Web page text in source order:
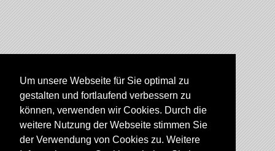
Um unsere Webseite für Sie optimal zu
gestalten und fortlaufend verbessern zu
können, verwenden wir Cookies. Durch die
weitere Nutzung der Webseite stimmen Sie
der Verwendung von Cookies zu. Weitere